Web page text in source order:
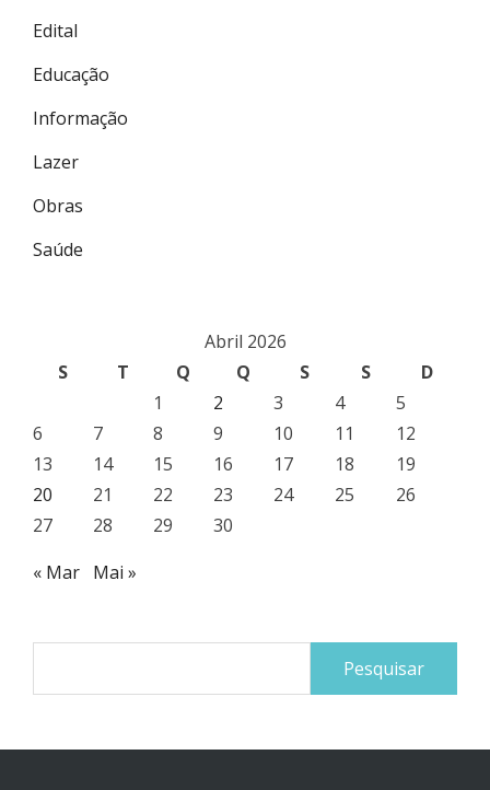
Edital
Educação
Informação
Lazer
Obras
Saúde
Abril 2026
S
T Q Q S S
D
1
2 3 4
5
6
7 8 9 10 11
12
13
14 15 16 17 18
19
20
21 22 23 24 25
26
27
28 29
30
« Mar Mai »